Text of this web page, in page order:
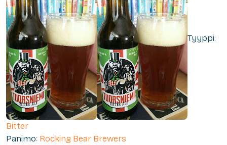
Tyyppi:
Bitter
Panimo: Rocking Bear Brewers